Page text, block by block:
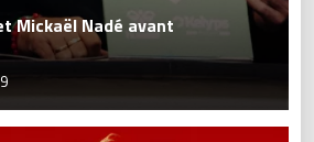
Mickaël Nadé avant